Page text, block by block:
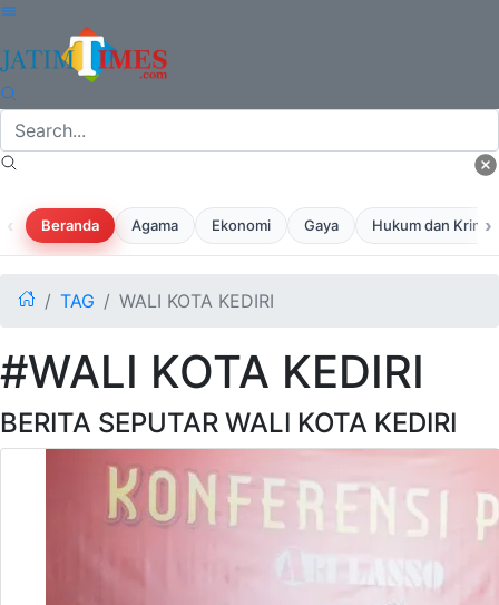
‹ Beranda Agama Ekonomi Gaya Hukum dan ›
TAG WALI KOTA KEDIRI
#WALI KOTA KEDIRI
BERITA SEPUTAR WALI KOTA KEDIRI